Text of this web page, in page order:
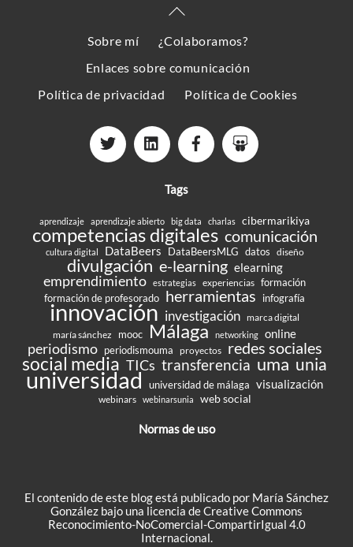
Back
Top
Sobre mí
¿Colaboramos?
Enlaces sobre comunicación
Política de privacidad
Política de Cookies
Tags
aprendizaje aprendizaje abierto big data charlas cibermarikiya
competencias digitales comunicación
cultura digital DataBeers DataBeersMLG datos diseño
divulgación e-learning elearning
emprendimiento estrategias experiencias formación
formación de profesorado herramientas infografía
innovación investigación marca digital
maría sánchez
mooc Málaga networking online
periodismo periodismouma proyectos redes sociales
social media TICs transferencia uma unia
universidad universidad de málaga visualización
webinars webinarsunia web social
Normas de uso
El contenido de este blog está publicado por María Sánchez
González bajo una licencia de Creative Commons
Reconocimiento-NoComercial-CompartirIgual 4.0
Internacional